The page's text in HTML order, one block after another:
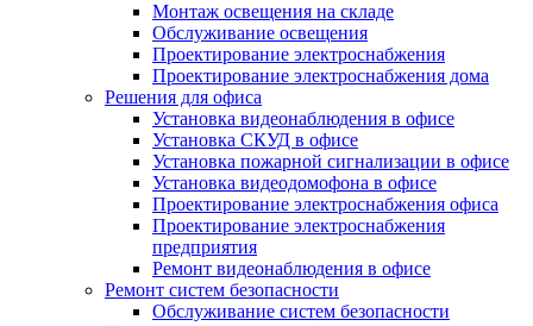
Монтаж освещения на складе
Обслуживание освещения
Проектирование электроснабжения
Проектирование электроснабжения дома
Решения для офиса
Установка видеонаблюдения в офисе
Установка СКУД в офисе
Установка пожарной сигнализации в офисе
Установка видеодомофона в офисе
Проектирование электроснабжения офиса
Проектирование электроснабжения
предприятия
Ремонт видеонаблюдения в офисе
Ремонт систем безопасности
Обслуживание систем безопасности